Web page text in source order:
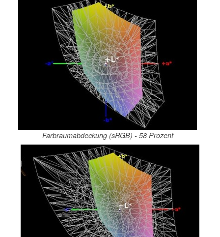
Farbraumabdeckung (sRGB) - 58 Prozent